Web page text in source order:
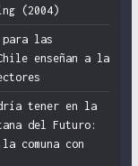
(2004)
las
enseñan a la
tener en la
del Futuro:
comuna con